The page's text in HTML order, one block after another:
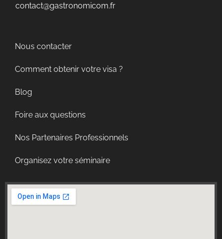
contact@gastronomicom.fr
Nous contacter
Comment obtenir votre visa ?
Blog
Foire aux questions
Nos Partenaires Professionnels
Organisez votre séminaire